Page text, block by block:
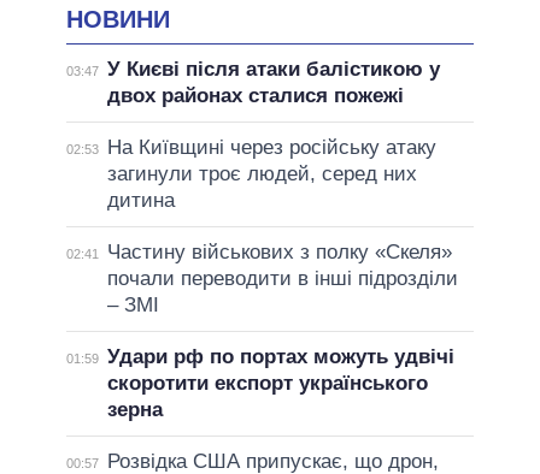
НОВИНИ
03:47 У Києві після атаки балістикою у
двох районах сталися пожежі
02:53
На Київщині через російську атаку
загинули троє людей, серед них
дитина
02:41
Частину військових з полку «Скеля»
почали переводити в інші підрозділи
– ЗМІ
01:59 Удари рф по портах можуть удвічі
скоротити експорт українського
зерна
00:57
Розвідка США припускає, що дрон,